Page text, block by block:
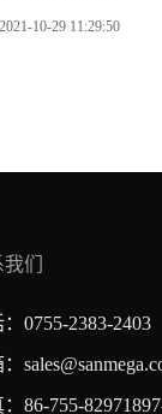
2021-10-29 11:29:50
们
：0755-2383-2403
86-755-